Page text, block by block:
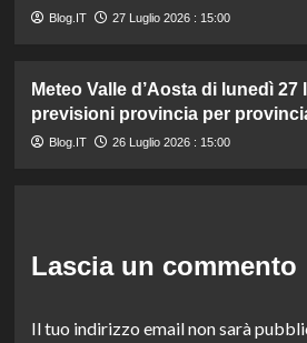
Blog.IT 27 Luglio 2026 : 15:00
Meteo Valle d’Aosta di lunedì 27
previsioni provincia per
Blog.IT 26 Luglio 2026 : 15:00
Lascia un commento
Il tuo indirizzo email non sarà